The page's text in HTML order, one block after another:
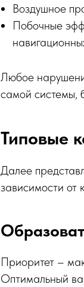
Воздушное
Побочные
Любое
самой системы,
Типовые
Далее
зависимости от
Приоритет –
Оптимальный